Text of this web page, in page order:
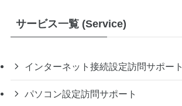
サービス一覧 (Service)
インターネット接続設定訪問サポート
パソコン設定訪問サポート